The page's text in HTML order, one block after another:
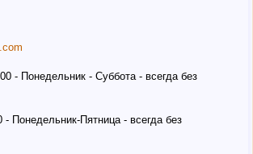
- Понедельник - Суббота - всегда без
Понедельник-Пятница - всегда без